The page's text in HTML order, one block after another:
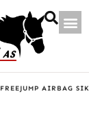
FREEJUMP AIRBAG